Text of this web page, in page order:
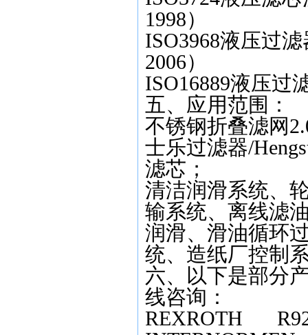
1998）
ISO3968液压过
2006）
ISO16889液压过
五、应用范围：
不锈钢折叠滤网
士乐过滤器/
滤芯；
清洁润滑系统、
输系统、离线滤
润滑、滑油循环
统、造纸厂控制
六、以下是部分
线咨询：
REXROTH